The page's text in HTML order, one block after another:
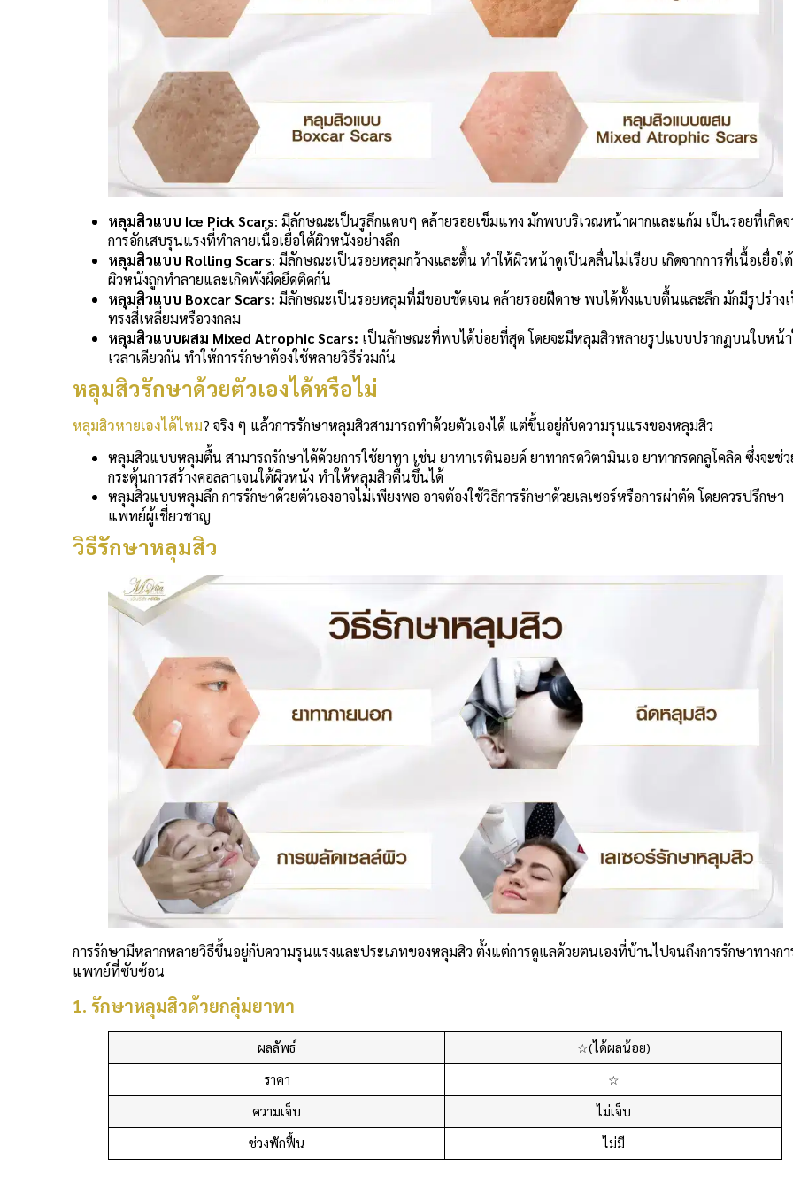
หลุมสิวแบบ Ice Pick Scars: มีลักษณะเป็นรูลึกแคบๆ คล้ายรอยเข็มแทง มักพบบริเวณหน้าผากและแก้ม เป็นรอยที่เกิดจ
การอักเสบรุนแรงที่ทำลายเนื้อเยื่อใต้ผิวหนังอย่างลึก
หลุมสิวแบบ Rolling Scars: มีลักษณะเป็นรอยหลุมกว้างและตื้น ทำให้ผิวหน้าดูเป็นคลื่นไม่เรียบ เกิดจากการที่เนื้อเยื่อใต้
ผิวหนังถูกทำลายและเกิดพังผืดยึดติดกัน
หลุมสิวแบบ Boxcar Scars: มีลักษณะเป็นรอยหลุมที่มีขอบชัดเจน คล้ายรอยฝีดาษ พบได้ทั้งแบบตื้นและลึก มักมีรูปร่าง
ทรงสี่เหลี่ยมหรือวงกลม
หลุมสิวแบบผสม Mixed Atrophic Scars: เป็นลักษณะที่พบได้บ่อยที่สุด โดยจะมีหลุมสิวหลายรูปแบบปรากฏบนใบหน้
เวลาเดียวกัน ทำให้การรักษาต้องใช้หลายวิธีร่วมกัน
หลุมสิวรักษาด้วยตัวเองได้หรือไม่
หลุมสิวหายเองได้ไหม? จริง ๆ แล้วการรักษาหลุมสิวสามารถทำด้วยตัวเองได้ แต่ขึ้นอยู่กับความรุนแรงของหลุมสิว
หลุมสิวแบบหลุมตื้น สามารถรักษาได้ด้วยการใช้ยาทา เช่น ยาทาเรตินอยด์ ยาทากรดวิตามินเอ ยาทากรดกลูโคลิค ซึ่งจะช่ว
กระตุ้นการสร้างคอลลาเจนใต้ผิวหนัง ทำให้หลุมสิวตื้นขึ้นได้
หลุมสิวแบบหลุมลึก การรักษาด้วยตัวเองอาจไม่เพียงพอ อาจต้องใช้วิธีการรักษาด้วยเลเซอร์หรือการผ่าตัด โดยควรปรึกษา
แพทย์ผู้เชี่ยวชาญ
วิธีรักษาหลุมสิว
การรักษามีหลากหลายวิธีขึ้นอยู่กับความรุนแรงและประเภทของหลุมสิว ตั้งแต่การดูแลด้วยตนเองที่บ้านไปจนถึงการรักษาทางกา
แพทย์ที่ซับซ้อน
1. รักษาหลุมสิวด้วยกลุ่มยาทา
ผลลัพธ์
☆(ได้ผลน้อย)
ราคา
☆
ความเจ็บ
ไม่เจ็บ
ช่วงพักฟื้น
ไม่มี